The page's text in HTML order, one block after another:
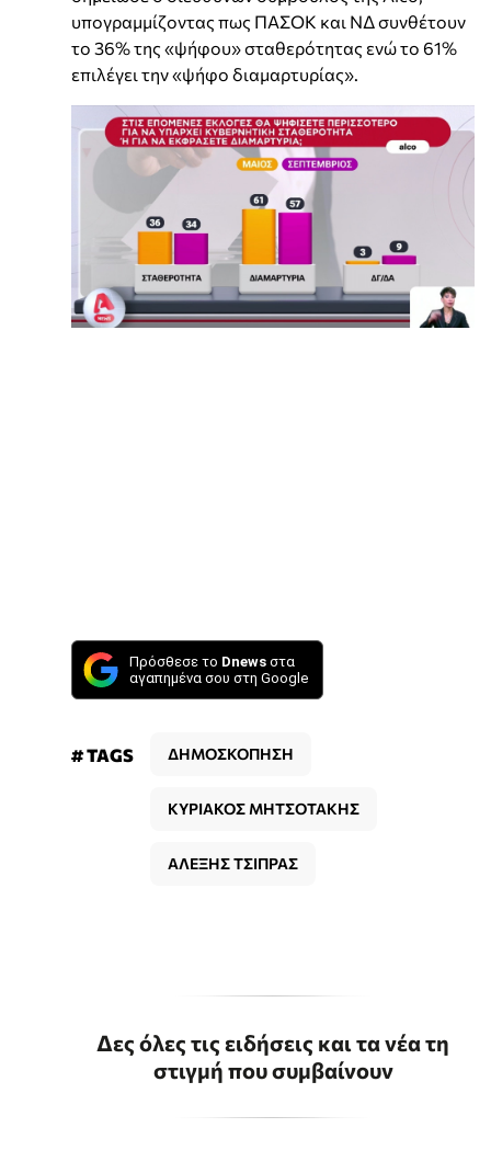
υπογραμμίζοντας πως ΠΑΣΟΚ και ΝΔ συνθέτουν
το 36% της «ψήφου» σταθερότητας ενώ το 61%
επιλέγει την «ψήφο διαμαρτυρίας».
Πρόσθεσε το Dnews στα
αγαπημένα σου στη Google
# TAGS ΔΗΜΟΣΚΟΠΗΣΗ
ΚΥΡΙΑΚΟΣ ΜΗΤΣΟΤΑΚΗΣ
ΑΛΕΞΗΣ ΤΣΙΠΡΑΣ
Δες όλες τις ειδήσεις και τα νέα τη
στιγμή που συμβαίνουν